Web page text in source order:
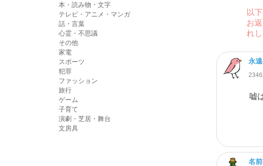
本・読み物・文字
テレビ・アニメ・マンガ
話・言葉
心霊・不思議
その他
家電
スポーツ
犯罪
ファッション
旅行
ゲーム
子育て
演劇・芝居・舞台
文房具
以
お
れ
永
嘘
名